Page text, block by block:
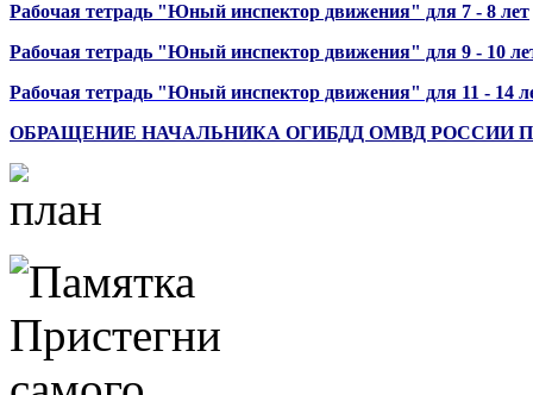
Рабочая тетрадь "Юный инспектор движения" для 7 - 8 лет
Рабочая тетрадь "Юный инспектор движения" для 9 - 10
Рабочая тетрадь "Юный инспектор движения" для 11 - 14
ОБРАЩЕНИЕ НАЧАЛЬНИКА ОГИБДД ОМВД РОССИИ